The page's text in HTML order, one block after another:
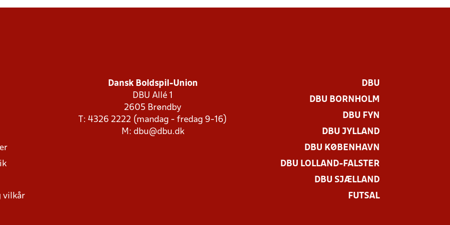
vilkår
Dansk Boldspil-Union
DBU Allé 1
2605 Brøndby
T: 4326 2222 (mandag - fredag 9-16)
M: dbu@dbu.dk
DBU
DBU BORNHOLM
DBU FYN
DBU JYLLAND
DBU KØBENHAVN
DBU LOLLAND-FALSTER
DBU SJÆLLAND
FUTSAL